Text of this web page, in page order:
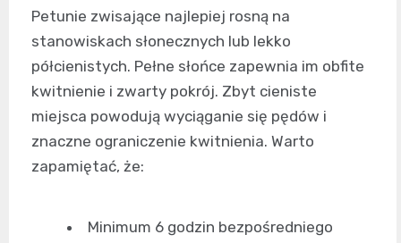
Petunie zwisające najlepiej rosną na
stanowiskach słonecznych lub lekko
półcienistych. Pełne słońce zapewnia im obfite
kwitnienie i zwarty pokrój. Zbyt cieniste
miejsca powodują wyciąganie się pędów i
znaczne ograniczenie kwitnienia. Warto
zapamiętać, że:
Minimum 6 godzin bezpośredniego